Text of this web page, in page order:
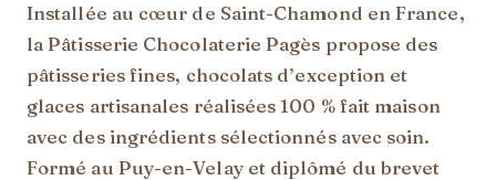
Description
Installée au cœur de Saint-Chamond en France,
la Pâtisserie Chocolaterie Pagès propose des
pâtisseries fines, chocolats d’exception et
glaces artisanales réalisées 100 % fait maison
avec des ingrédients sélectionnés avec soin.
Formé au Puy-en-Velay et diplômé du brevet